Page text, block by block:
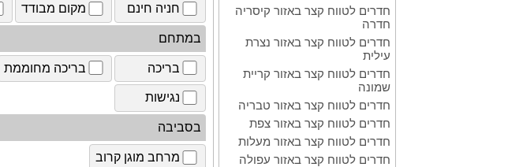
חדרים לטווח קצר באזור קיסריה
חדרה
חדרים לטווח קצר באזור נצרת
עילית
חדרים לטווח קצר באזור קריית
שמונה
חדרים לטווח קצר באזור טבריה
חדרים לטווח קצר באזור צפת
חדרים לטווח קצר באזור מעלות
חדרים לטווח קצר באזור עפולה
חניה חינם מקום מבודד
במתחם
בריכה בריכה מחוממת
נגישות
בסביבה
מרחב מוגן קרוב